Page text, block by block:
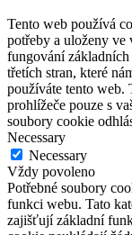
Tento web používá
potřeby a uloženy ve
fungování
třetích stran, které
používáte tento web.
prohlížeče pouze s
soubory cookie
Necessary
Necessary
Vždy povoleno
Potřebné soubory
funkci webu. Tato
zajišťují základní